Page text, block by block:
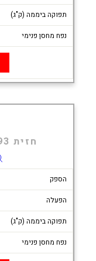
תפוקה ביממה (ק"ג)
נפח מחסן פנימי
חזית 93 עומק 56.5 גובה 107
הספק
הפעלה
תפוקה ביממה (ק"ג)
נפח מחסן פנימי